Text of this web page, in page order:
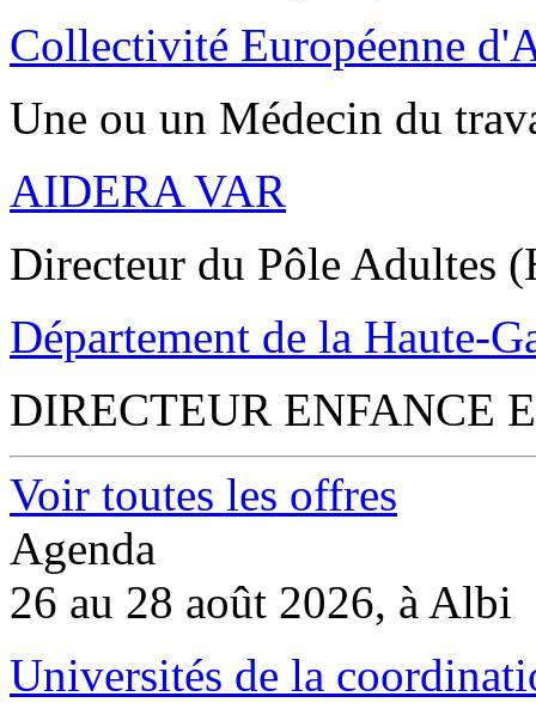
Collectivité Européenne
Une ou un Médecin du
AIDERA VAR
Directeur du Pôle Adultes
Département de la Haute-
DIRECTEUR ENFANCE
Voir toutes les offres
Agenda
26 au 28 août 2026, à Albi
Universités de la